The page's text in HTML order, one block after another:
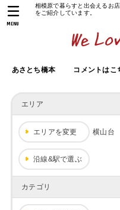
相模原で暮らすと出会えるお
をご紹介しています。
あさとち橋本 コメントはこ
MENU
エリア
エリアを変更 横山台
沿線&駅で選ぶ
カテゴリ